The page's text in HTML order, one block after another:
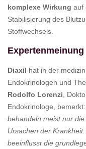
komplexe Wirkung auf
Stabilisierung des
Stoffwechsels.
Expertenmeinung
Diaxil hat in der
Endokrinologen und
Rodolfo Lorenzi ,
Endokrinologe, bemerkt:
behandeln meist nur
Ursachen der
beeinflusst die